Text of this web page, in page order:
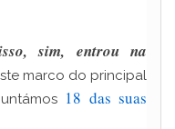
sim, entrou na
marco do principal
18 das suas